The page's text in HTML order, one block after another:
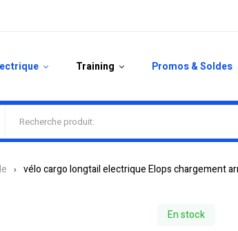
Training Promos & Soldes
vélo cargo longtail electrique Elops chargement
En stock